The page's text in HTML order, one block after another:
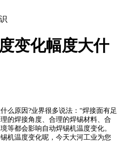
变化幅度大什
么原因?业界很多说法：“焊接面有足
的焊接角度、合理的焊锡材料、合
等都会影响自动焊锡机温度变化。
机温度变化呢，今天大河工业为您